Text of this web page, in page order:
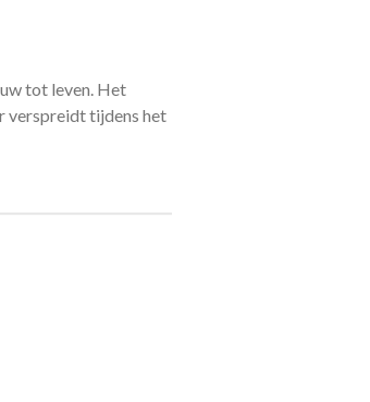
tot leven. Het
verspreidt tijdens het